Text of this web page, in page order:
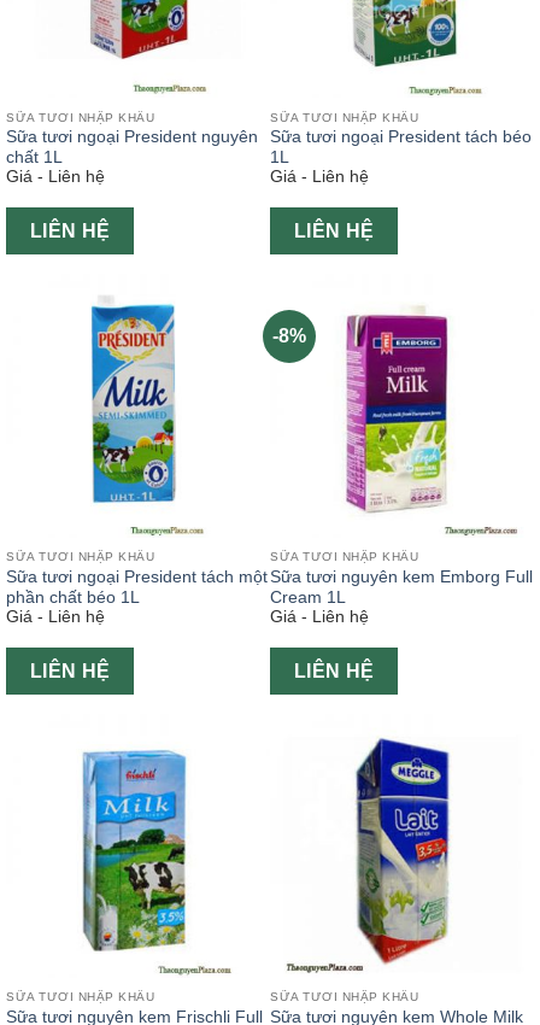
SỮA TƯƠI NHẬP KHẨU
Sữa tươi ngoại President nguyên
chất 1L
Giá - Liên hệ
LIÊN HỆ
SỮA TƯƠI NHẬP KHẨU
Sữa tươi ngoại President tách béo
1L
Giá - Liên hệ
LIÊN HỆ
SỮA TƯƠI NHẬP KHẨU
Sữa tươi ngoại President tách một
phần chất béo 1L
Giá - Liên hệ
LIÊN HỆ
-8%
SỮA TƯƠI NHẬP KHẨU
Sữa tươi nguyên kem Emborg Full
Cream 1L
Giá - Liên hệ
LIÊN HỆ
SỮA TƯƠI NHẬP KHẨU
Sữa tươi nguyên kem Frischli Full
SỮA TƯƠI NHẬP KHẨU
Sữa tươi nguyên kem Whole Milk